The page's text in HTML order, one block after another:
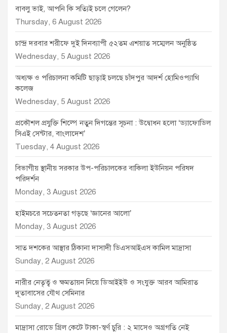
বাবলু ভাই, আপনি কি সত্যিই চলে গেলেন?
Thursday, 6 August 2026
চান্দ্র দরবার শরীফে দুই দিনব্যাপী ৫২তম এশয়াত সম্মেলন অনুষ্ঠিত
Wednesday, 5 August 2026
অধ্যক্ষ ও পরিচালনা কমিটি ছাড়াই চলছে চাঁদপুর আদর্শ হোমিওপ্যাথি
কলেজ
Wednesday, 5 August 2026
প্রকৌশল প্রযুক্তি শিল্পে নতুন দিগন্তের সূচনা : উদ্বোধন হলো ‘ড্যাফোডিল
সিএই সেন্টার, বাংলাদেশ’
Tuesday, 4 August 2026
বিভাগীয় স্থানীয় সরকার উপ-পরিচালকের বাকিলা ইউনিয়ন পরিষদ
পরিদর্শন
Monday, 3 August 2026
হাইমচরে সচেতনতা গড়ছে ‘জ্ঞানের আলো’
Monday, 3 August 2026
সাত দশকের আস্থার ঠিকানা দাসাদী ডিএসআইএস কামিল মাদ্রাসা
Sunday, 2 August 2026
নারীর নেতৃত্ব ও ক্ষমতায়ন নিয়ে ডিআইইউ ও সংযুক্ত আরব আমিরাত
দূতাবাসের যৌথ সেমিনার
Sunday, 2 August 2026
মাদ্রাসা রোডে গ্রিল কেটে টাকা-স্বর্ণ চুরি : ২ মাসেও অগ্রগতি নেই